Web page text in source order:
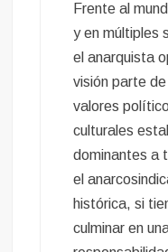
Frente al
y en múltiples
el anarquista
visión parte
valores
culturales
dominantes a
el
histórica, si
culminar en